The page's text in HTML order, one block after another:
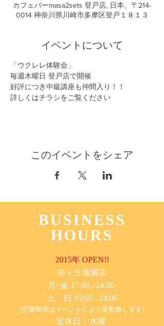
カフェバーmasa2sets 登戸店, 日本、〒214-
0014 神奈川県川崎市多摩区登戸１８１３
イベントについて
「ウクレレ体験会」
毎週木曜日 登戸店で開催
好評につき中級講座も仲間入り！！
詳しくはチラシをご覧ください
このイベントをシェア
BUSINESS
HOURS
2015年 OPEN!!
​向ヶ丘遊園店
月~金 17:00 - 24:00
土・日 15:00 - 24:00
(営業時間はイベントにより変動致します)
定休日：水曜